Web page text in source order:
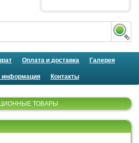
Оплата и доставка Галерея
информация Контакты
ТОВАРЫ